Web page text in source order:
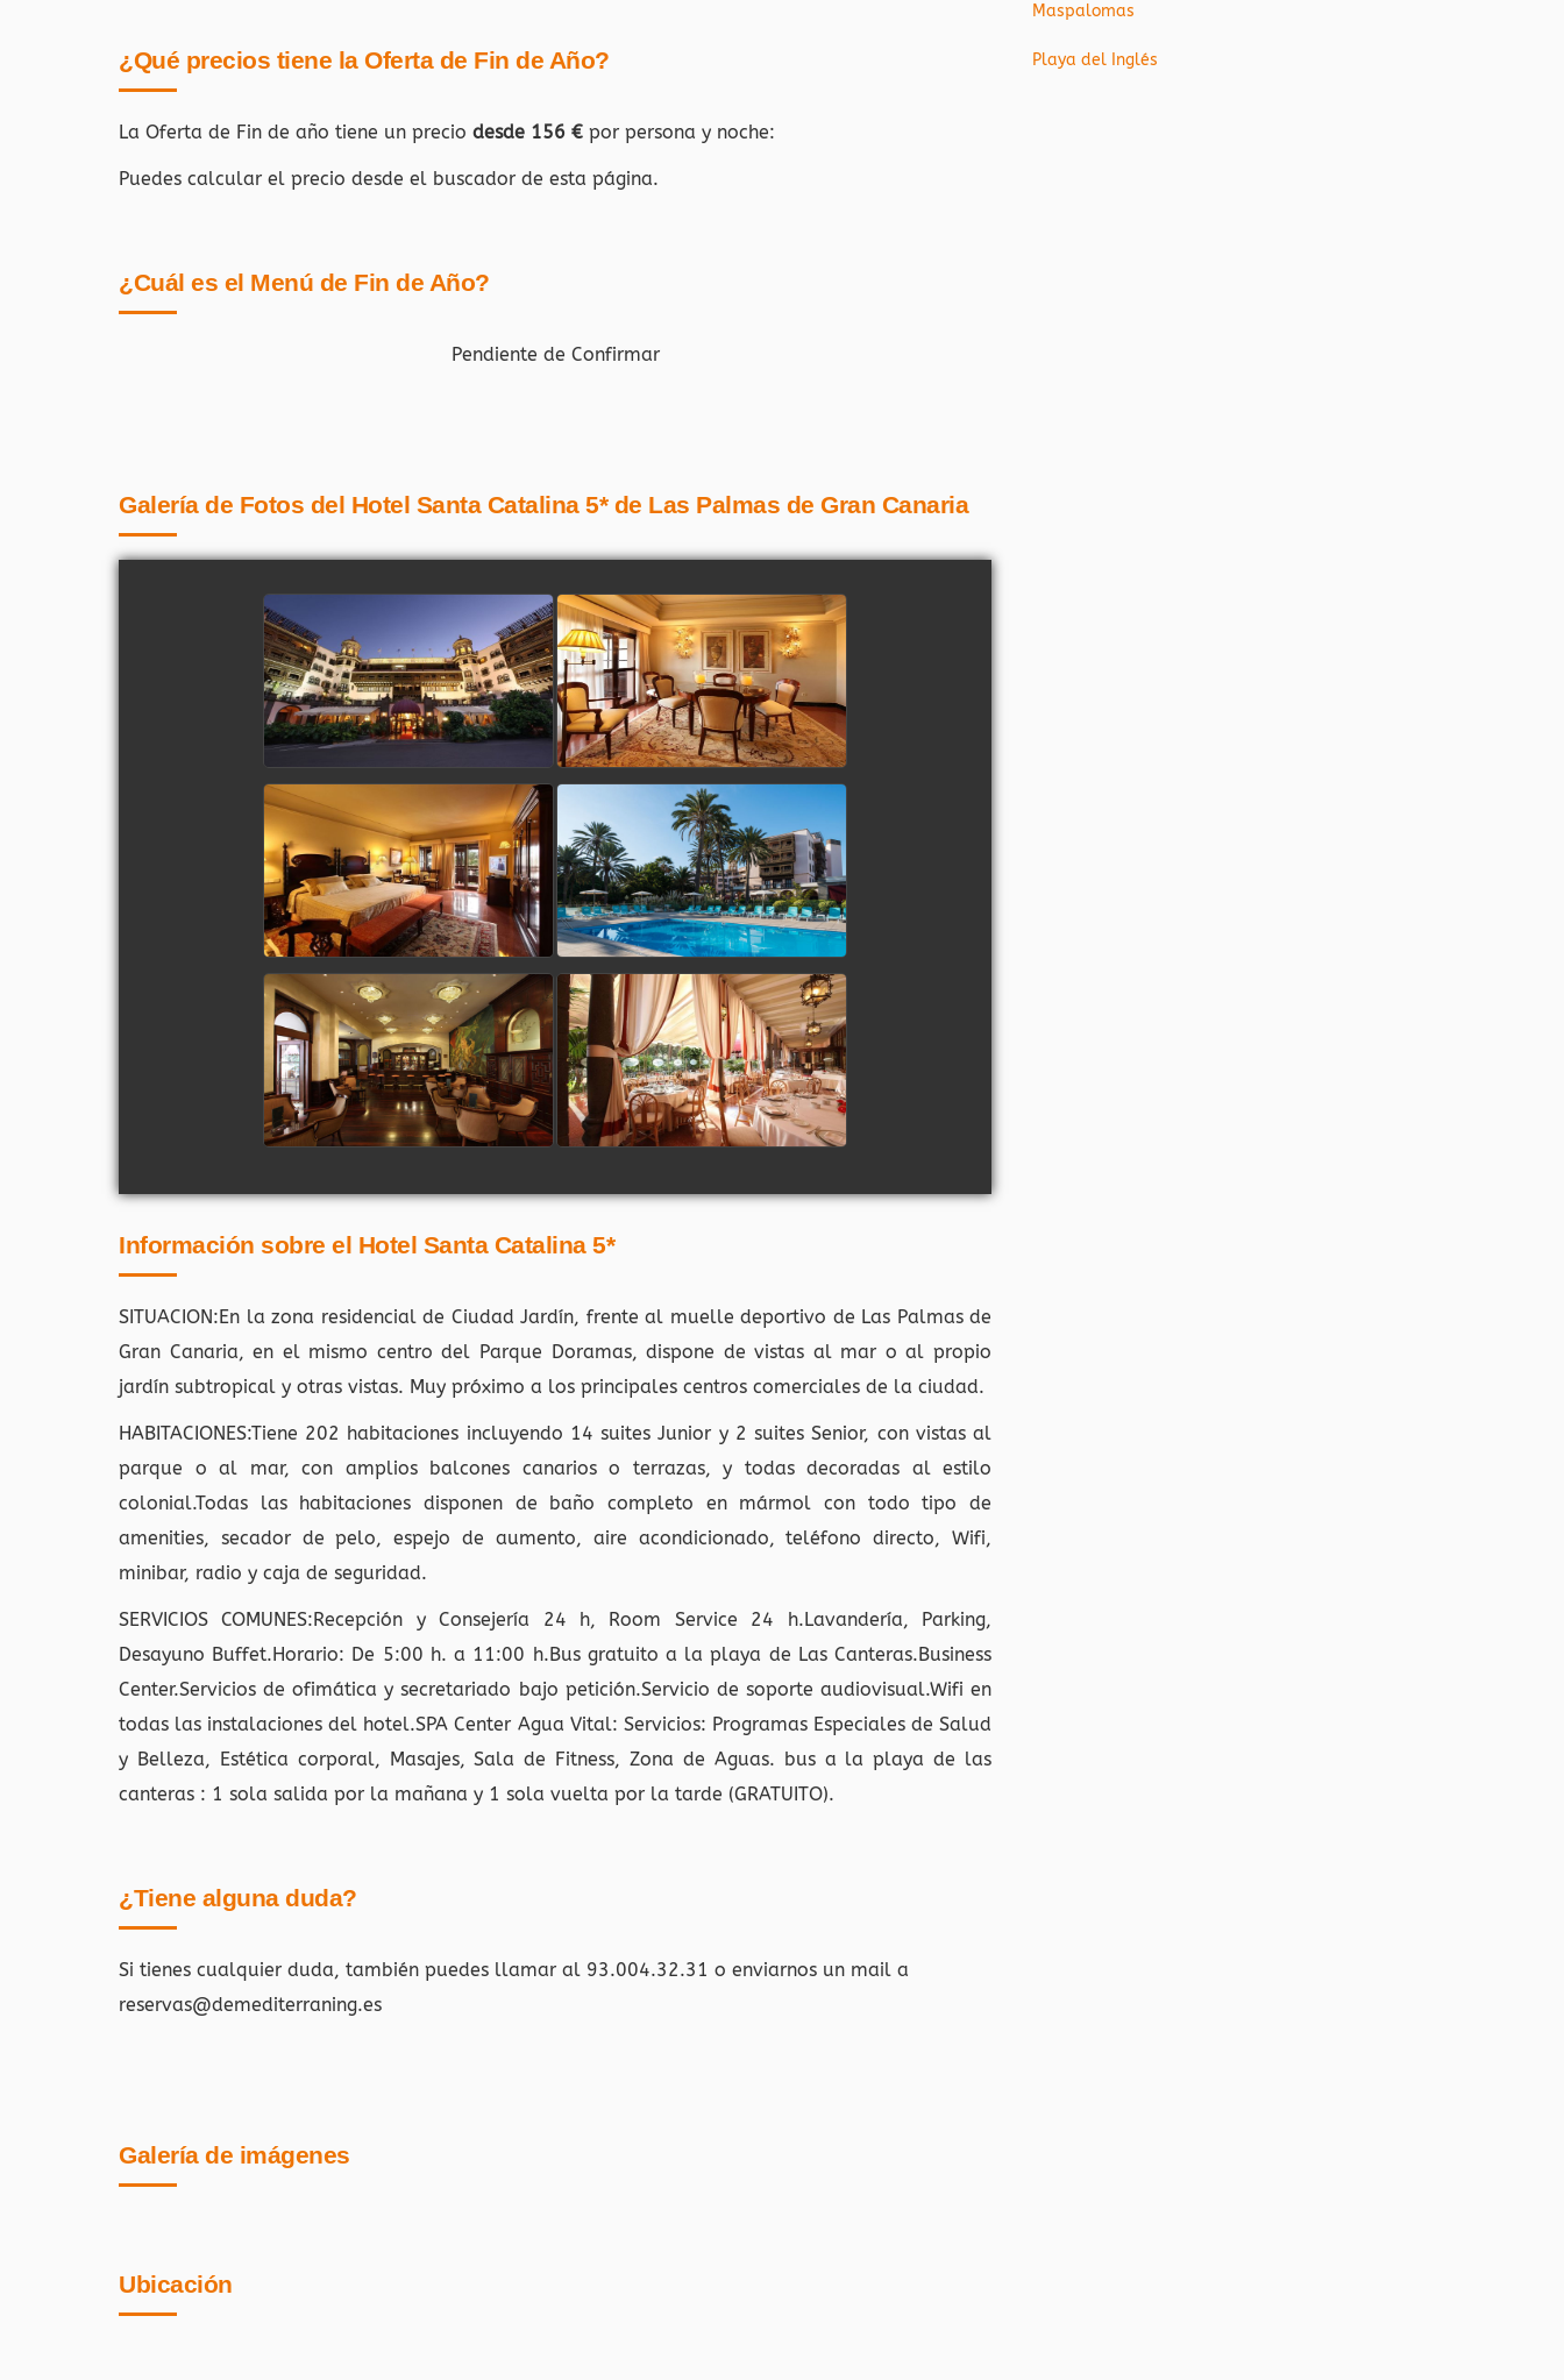
¿Qué precios tiene la Oferta de Fin de Año?
La Oferta de Fin de año tiene un precio desde 156 € por persona y noche:
Puedes calcular el precio desde el buscador de esta página.
¿Cuál es el Menú de Fin de Año?
Pendiente de Confirmar
Galería de Fotos del Hotel Santa Catalina 5* de Las Palmas de Gran Canaria
Información sobre el Hotel Santa Catalina 5*
SITUACION:En la zona residencial de Ciudad Jardín, frente al muelle deportivo de Las Palmas de
Gran Canaria, en el mismo centro del Parque Doramas, dispone de vistas al mar o al propio
jardín subtropical y otras vistas. Muy próximo a los principales centros comerciales de la ciudad.
HABITACIONES:Tiene 202 habitaciones incluyendo 14 suites Junior y 2 suites Senior, con vistas al
parque o al mar, con amplios balcones canarios o terrazas, y todas decoradas al estilo
colonial.Todas las habitaciones disponen de baño completo en mármol con todo tipo de
amenities, secador de pelo, espejo de aumento, aire acondicionado, teléfono directo, Wifi,
minibar, radio y caja de seguridad.
SERVICIOS COMUNES:Recepción y Consejería 24 h, Room Service 24 h.Lavandería, Parking,
Desayuno Buffet.Horario: De 5:00 h. a 11:00 h.Bus gratuito a la playa de Las Canteras.Business
Center.Servicios de ofimática y secretariado bajo petición.Servicio de soporte audiovisual.Wifi en
todas las instalaciones del hotel.SPA Center Agua Vital: Servicios: Programas Especiales de Salud
y Belleza, Estética corporal, Masajes, Sala de Fitness, Zona de Aguas. bus a la playa de las
canteras : 1 sola salida por la mañana y 1 sola vuelta por la tarde (GRATUITO).
¿Tiene alguna duda?
Si tienes cualquier duda, también puedes llamar al 93.004.32.31 o enviarnos un mail a
reservas@demediterraning.es
Galería de imágenes
Ubicación
Maspalomas
Playa del Inglés